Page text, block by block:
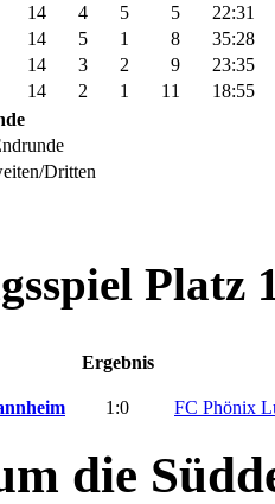
14 4 5 5
22:31
14 5 1 8
35:28
14 3 2 9
23:35
14 2 1 11
18:55
Dritten
Platz
Ergebnis
1:0 FC Phönix
die